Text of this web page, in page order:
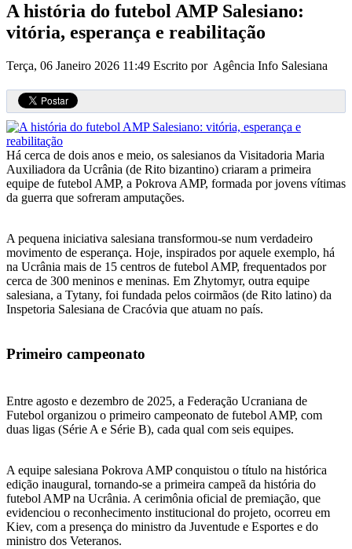
A história do futebol AMP Salesiano:
vitória, esperança e reabilitação
Terça, 06 Janeiro 2026 11:49 Escrito por Agência Info Salesiana
Há cerca de dois anos e meio, os salesianos da Visitadoria Maria
Auxiliadora da Ucrânia (de Rito bizantino) criaram a primeira
equipe de futebol AMP, a Pokrova AMP, formada por jovens vítimas
da guerra que sofreram amputações.
A pequena iniciativa salesiana transformou-se num verdadeiro
movimento de esperança. Hoje, inspirados por aquele exemplo, há
na Ucrânia mais de 15 centros de futebol AMP, frequentados por
cerca de 300 meninos e meninas. Em Zhytomyr, outra equipe
salesiana, a Tytany, foi fundada pelos coirmãos (de Rito latino) da
Inspetoria Salesiana de Cracóvia que atuam no país.
Primeiro campeonato
Entre agosto e dezembro de 2025, a Federação Ucraniana de
Futebol organizou o primeiro campeonato de futebol AMP, com
duas ligas (Série A e Série B), cada qual com seis equipes.
A equipe salesiana Pokrova AMP conquistou o título na histórica
edição inaugural, tornando-se a primeira campeã da história do
futebol AMP na Ucrânia. A cerimônia oficial de premiação, que
evidenciou o reconhecimento institucional do projeto, ocorreu em
Kiev, com a presença do ministro da Juventude e Esportes e do
ministro dos Veteranos.